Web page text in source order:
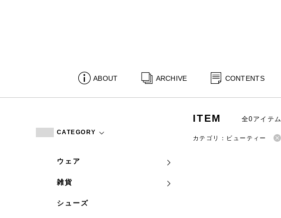
ABOUT ARCHIVE CONTENTS
CATEGORY
ウェア
雑貨
シューズ
ITEM 全0アイテム
カテゴリ：ビューティー